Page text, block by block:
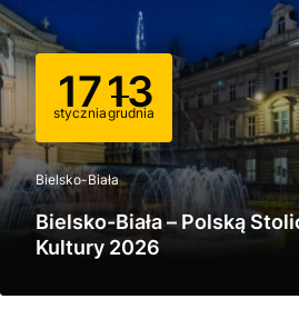
17
stycznia 13
grudnia
Bielsko-Biała
Bielsko-Biała – Polską Stolicą
Kultury 2026
Zobacz